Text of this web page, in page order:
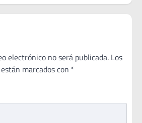
electrónico no será publicada. Los
marcados con *